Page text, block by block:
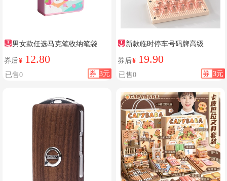
男女款任选马克笔收纳笔袋
券后¥ 12.80
券 3元
已售0
新款临时停车号码牌高级
券后¥ 19.90
券 3元
已售0